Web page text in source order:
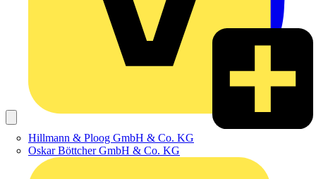
Hillmann & Ploog GmbH & Co. KG
Oskar Böttcher GmbH & Co. KG